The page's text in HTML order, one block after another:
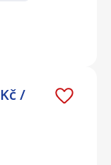
/